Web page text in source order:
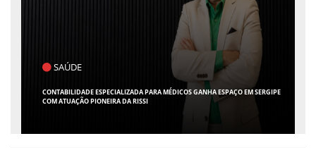
POLÍTICA
FLÁVIO CONFIRMA O DEPUTADO ALFREDO GASPAR COMO VICE EM SUA
CHAPA